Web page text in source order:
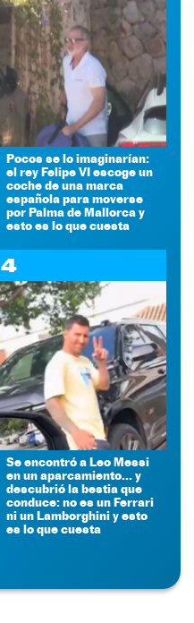
Pocos se lo imaginarían:
el rey Felipe VI escoge un
coche de una marca
española para moverse
por Palma de Mallorca y
esto es lo que cuesta
4
Se encontró a Leo Messi
en un aparcamiento... y
descubrió la bestia que
conduce: no es un Ferrari
ni un Lamborghini y esto
es lo que cuesta